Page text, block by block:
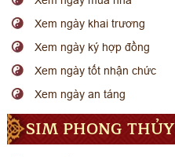
Xem ngày khai trương
Xem ngày ký hợp đồng
Xem ngày tốt nhận chức
Xem ngày an táng
SIM PHONG THỦY